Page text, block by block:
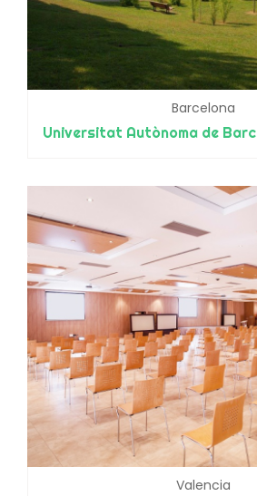
Barcelona
Valencia